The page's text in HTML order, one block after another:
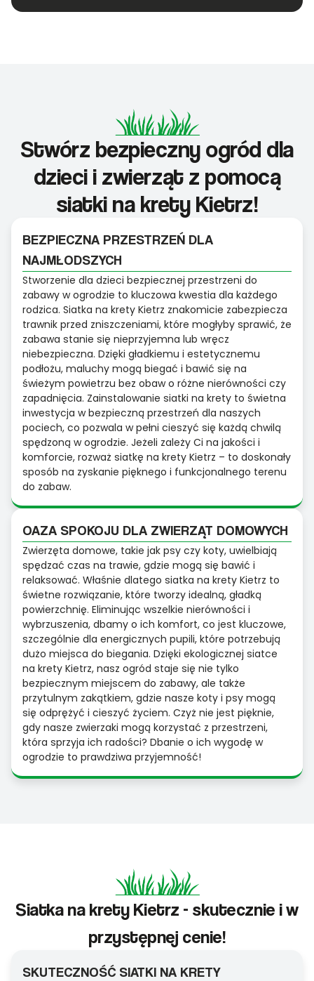
Stwórz bezpieczny ogród dla
dzieci i zwierząt z pomocą
siatki na krety Kietrz!
BEZPIECZNA PRZESTRZEŃ DLA
NAJMŁODSZYCH
Stworzenie dla dzieci bezpiecznej przestrzeni do
zabawy w ogrodzie to kluczowa kwestia dla każdego
rodzica. Siatka na krety Kietrz znakomicie zabezpiecza
trawnik przed zniszczeniami, które mogłyby sprawić, że
zabawa stanie się nieprzyjemna lub wręcz
niebezpieczna. Dzięki gładkiemu i estetycznemu
podłożu, maluchy mogą biegać i bawić się na
świeżym powietrzu bez obaw o różne nierówności czy
zapadnięcia. Zainstalowanie siatki na krety to świetna
inwestycja w bezpieczną przestrzeń dla naszych
pociech, co pozwala w pełni cieszyć się każdą chwilą
spędzoną w ogrodzie. Jeżeli zależy Ci na jakości i
komforcie, rozważ siatkę na krety Kietrz – to doskonały
sposób na zyskanie pięknego i funkcjonalnego terenu
do zabaw.
OAZA SPOKOJU DLA ZWIERZĄT DOMOWYCH
Zwierzęta domowe, takie jak psy czy koty, uwielbiają
spędzać czas na trawie, gdzie mogą się bawić i
relaksować. Właśnie dlatego siatka na krety Kietrz to
świetne rozwiązanie, które tworzy idealną, gładką
powierzchnię. Eliminując wszelkie nierówności i
wybrzuszenia, dbamy o ich komfort, co jest kluczowe,
szczególnie dla energicznych pupili, które potrzebują
dużo miejsca do biegania. Dzięki ekologicznej siatce
na krety Kietrz, nasz ogród staje się nie tylko
bezpiecznym miejscem do zabawy, ale także
przytulnym zakątkiem, gdzie nasze koty i psy mogą
się odprężyć i cieszyć życiem. Czyż nie jest pięknie,
gdy nasze zwierzaki mogą korzystać z przestrzeni,
która sprzyja ich radości? Dbanie o ich wygodę w
ogrodzie to prawdziwa przyjemność!
Siatka na krety Kietrz - skutecznie i w
przystępnej cenie!
SKUTECZNOŚĆ SIATKI NA KRETY